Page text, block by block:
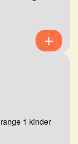
1 kinder